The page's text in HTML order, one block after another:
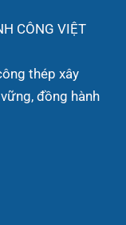
CÔNG VIỆT
thép xây
đồng hành